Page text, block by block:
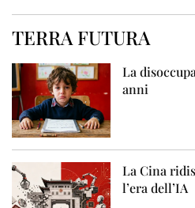
TERRA FUTURA
La
anni
La Cina
l’era dell’IA